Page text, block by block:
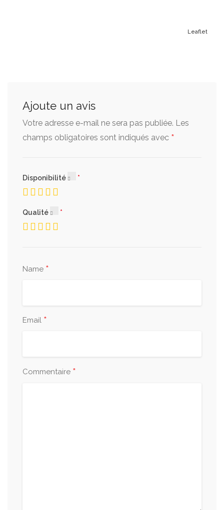
Leaflet
Ajoute un avis
Votre adresse e-mail ne sera pas publiée. Les
champs obligatoires sont indiqués avec *
Disponibilité
Qualité
Name *
Email *
Commentaire *